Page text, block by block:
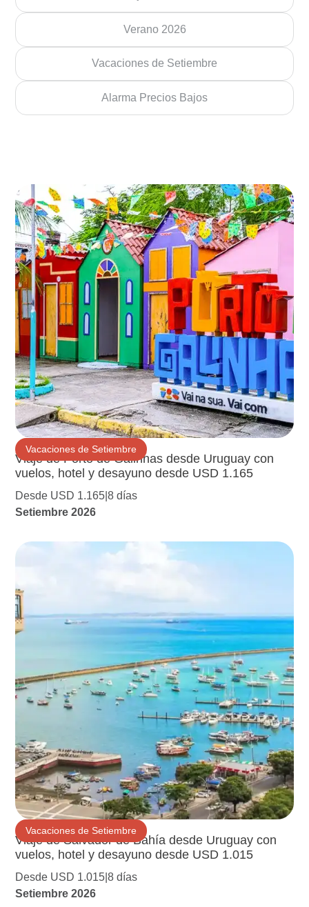
Verano 2026
Vacaciones de Setiembre
Alarma Precios Bajos
Loading
more
results...
Vacaciones de Setiembre
Viaje de Porto de Galinhas desde Uruguay con
vuelos, hotel y desayuno desde USD 1.165
Desde USD 1.165 8 días
Setiembre 2026
Vacaciones de Setiembre
Viaje de Salvador de Bahía desde Uruguay con
vuelos, hotel y desayuno desde USD 1.015
Desde USD 1.015 8 días
Setiembre 2026